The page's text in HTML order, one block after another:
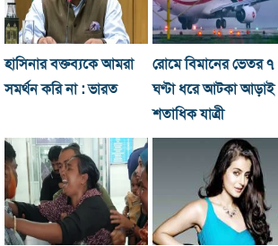
হাসিনার বক্তব্যকে আমরা
সমর্থন করি না : ভারত
রোমে বিমানের ভেতর ৭
ঘণ্টা ধরে আটকা আড়াই
শতাধিক যাত্রী